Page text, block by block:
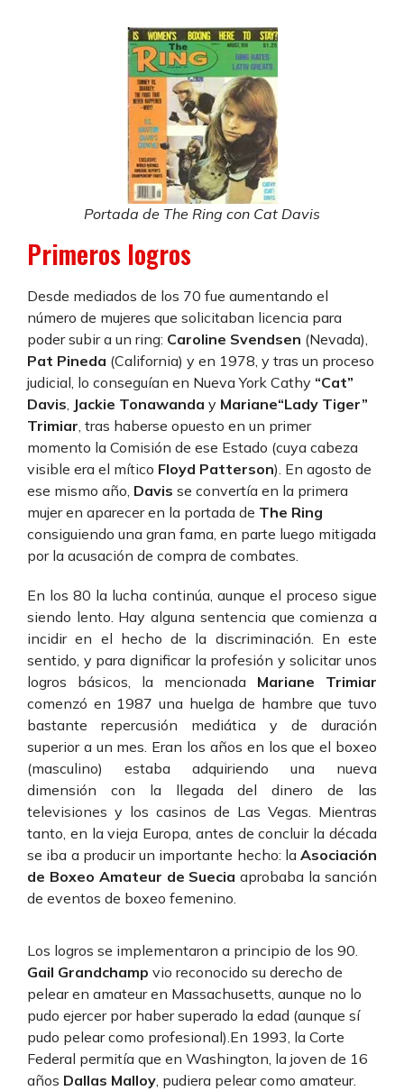
Portada de The Ring con Cat Davis
Primeros logros
Desde mediados de los 70 fue aumentando el
número de mujeres que solicitaban licencia para
poder subir a un ring: Caroline Svendsen (Nevada),
Pat Pineda (California) y en 1978, y tras un proceso
judicial, lo conseguían en Nueva York Cathy “Cat”
Davis Jackie Tonawanda y Mariane“Lady Tiger”
Trimiar , tras haberse opuesto en un primer
momento la Comisión de ese Estado (cuya cabeza
visible era el mítico Floyd Patterson). En agosto de
ese mismo año, Davis se convertía en la primera
mujer en aparecer en la portada de The Ring
consiguiendo una gran fama, en parte luego mitigada
por la acusación de compra de combates.
En los 80 la lucha continúa, aunque el proceso sigue
siendo lento. Hay alguna sentencia que comienza a
incidir en el hecho de la discriminación. En este
sentido, y para dignificar la profesión y solicitar unos
logros básicos, la mencionada Mariane Trimiar
comenzó en 1987 una huelga de hambre que tuvo
bastante repercusión mediática y de duración
superior a un mes. Eran los años en los que el boxeo
(masculino) estaba adquiriendo una nueva
dimensión con la llegada del dinero de las
televisiones y los casinos de Las Vegas. Mientras
tanto, en la vieja Europa, antes de concluir la década
se iba a producir un importante hecho: la Asociación
de Boxeo Amateur de Suecia aprobaba la sanción
de eventos de boxeo femenino.
Los logros se implementaron a principio de los 90.
Gail Grandchamp vio reconocido su derecho de
pelear en amateur en Massachusetts, aunque no lo
pudo ejercer por haber superado la edad (aunque sí
pudo pelear como profesional).En 1993, la Corte
Federal permitía que en Washington, la joven de 16
años Dallas Malloy, pudiera pelear como amateur.